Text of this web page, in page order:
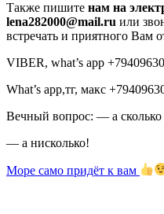
Также пишите нам на
lena282000@mail.ru или
встречать и приятного Вам
VIBER, what’s app
What’s app,тг, макс
Вечный вопрос: — а сколько
— а нисколько!
Море само придёт к вам